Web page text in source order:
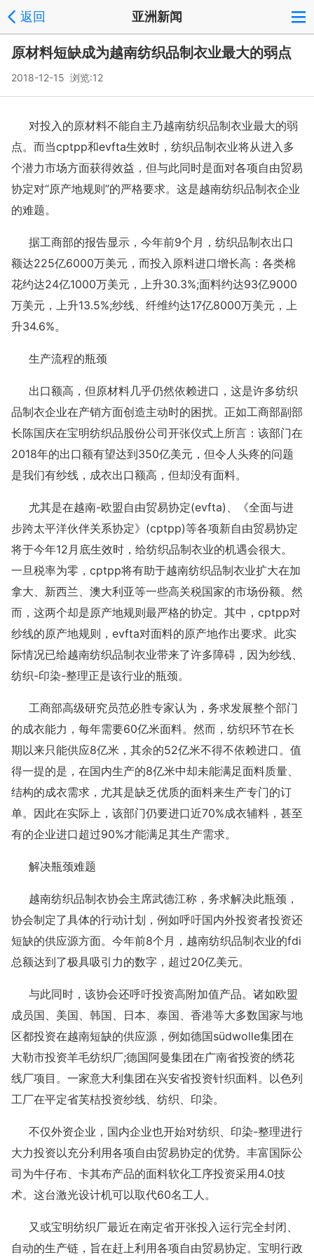
返回 亚洲新闻
原材料短缺成为越南纺织品制衣业最大的弱点
2018-12-15 浏览:12
对投入的原材料不能自主乃越南纺织品制衣业最大的弱
点。而当cptpp和evfta生效时，纺织品制衣业将从进入多
个潜力市场方面获得效益，但与此同时是面对各项自由贸易
协定对“原产地规则”的严格要求。这是越南纺织品制衣企业
的难题。
据工商部的报告显示，今年前9个月，纺织品制衣出口
额达225亿6000万美元，而投入原料进口增长高：各类棉
花约达24亿1000万美元，上升30.3%;面料约达93亿9000
万美元，上升13.5%;纱线、纤维约达17亿8000万美元，上
升34.6%。
生产流程的瓶颈
出口额高，但原材料几乎仍然依赖进口，这是许多纺织
品制衣企业在产销方面创造主动时的困扰。正如工商部副部
长陈国庆在宝明纺织品股份公司开张仪式上所言：该部门在
2018年的出口额有望达到350亿美元，但令人头疼的问题
是我们有纱线，成衣出口额高，但却没有面料。
尤其是在越南-欧盟自由贸易协定(evfta)、《全面与进
步跨太平洋伙伴关系协定》(cptpp)等各项新自由贸易协定
将于今年12月底生效时，给纺织品制衣业的机遇会很大。
一旦税率为零，cptpp将有助于越南纺织品制衣业扩大在加
拿大、新西兰、澳大利亚等一些高关税国家的市场份额。然
而，这两个却是原产地规则最严格的协定。其中，cptpp对
纱线的原产地规则，evfta对面料的原产地作出要求。此实
际情况已给越南纺织品制衣业带来了许多障碍，因为纱线、
纺织-印染-整理正是该行业的瓶颈。
工商部高级研究员范必胜专家认为，务求发展整个部门
的成衣能力，每年需要60亿米面料。然而，纺织环节在长
期以来只能供应8亿米，其余的52亿米不得不依赖进口。值
得一提的是，在国内生产的8亿米中却未能满足面料质量、
结构的成衣需求，尤其是缺乏优质的面料来生产专门的订
单。因此在实际上，该部门仍要进口近70%成衣辅料，甚至
有的企业进口超过90%才能满足其生产需求。
解决瓶颈难题
越南纺织品制衣协会主席武德江称，务求解决此瓶颈，
协会制定了具体的行动计划，例如呼吁国内外投资者投资还
短缺的供应源方面。今年前8个月，越南纺织品制衣业的fdi
总额达到了极具吸引力的数字，超过20亿美元。
与此同时，该协会还呼吁投资高附加值产品。诸如欧盟
成员国、美国、韩国、日本、泰国、香港等大多数国家与地
区都投资在越南短缺的供应源，例如德国südwolle集团在
大勒市投资羊毛纺织厂;德国阿曼集团在广南省投资的绣花
线厂项目。一家意大利集团在兴安省投资针织面料。以色列
工厂在平定省芙桔投资纱线、纺织、印染。
不仅外资企业，国内企业也开始对纺织、印染-整理进行
大力投资以充分利用各项自由贸易协定的优势。丰富国际公
司为牛仔布、卡其布产品的面料软化工序投资采用4.0技
术。这台激光设计机可以取代60名工人。
又或宝明纺织厂最近在南定省开张投入运行完全封闭、
自动的生产链，旨在赶上利用各项自由贸易协定。宝明行政